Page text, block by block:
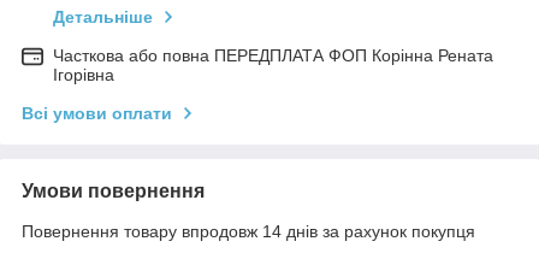
Детальніше
Часткова або повна ПЕРЕДПЛАТА ФОП Корінна Рената
Ігорівна
Всі умови оплати
Умови повернення
Повернення товару впродовж 14 днів за рахунок покупця